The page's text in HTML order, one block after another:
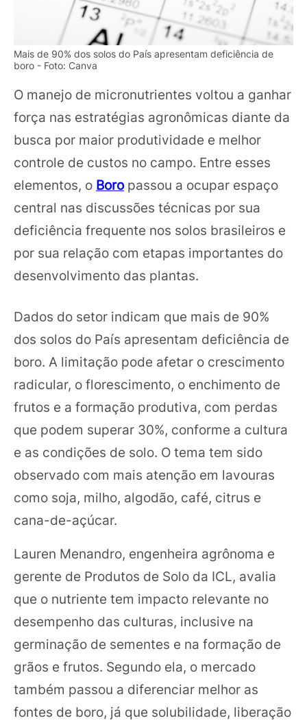
Mais de 90% dos solos do País apresentam deficiência de
boro - Foto: Canva
O manejo de micronutrientes voltou a ganhar
força nas estratégias agronômicas diante da
busca por maior produtividade e melhor
controle de custos no campo. Entre esses
elementos, o Boropassou a ocupar espaço
central nas discussões técnicas por sua
deficiência frequente nos solos brasileiros e
por sua relação com etapas importantes do
desenvolvimento das plantas.
Dados do setor indicam que mais de 90%
dos solos do País apresentam deficiência de
boro. A limitação pode afetar o crescimento
radicular, o florescimento, o enchimento de
frutos e a formação produtiva, com perdas
que podem superar 30%, conforme a cultura
e as condições de solo. O tema tem sido
observado com mais atenção em lavouras
como soja, milho, algodão, café, citrus e
cana-de-açúcar.
Lauren Menandro, engenheira agrônoma e
gerente de Produtos de Solo da ICL, avalia
que o nutriente tem impacto relevante no
desempenho das culturas, inclusive na
germinação de sementes e na formação de
grãos e frutos. Segundo ela, o mercado
também passou a diferenciar melhor as
fontes de boro, já que solubilidade, liberação